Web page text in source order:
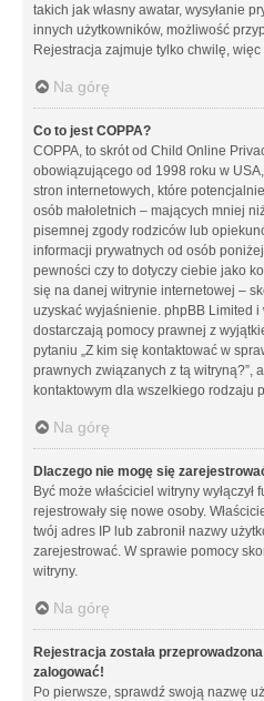
takich jak własny awatar, wysyłanie
innych użytkowników, możliwość
Rejestracja zajmuje tylko chwilę,
Na górę
Co to jest COPPA?
COPPA, to skrót od Child Online
obowiązującego od 1998 roku w
stron internetowych, które
osób małoletnich – mających mniej
pisemnej zgody rodziców lub
informacji prywatnych od osób
pewności czy to dotyczy ciebie jako
się na danej witrynie internetowej –
uzyskać wyjaśnienie. phpBB Limited i
dostarczają pomocy prawnej z
pytaniu „Z kim się kontaktować w
prawnych związanych z tą witryną?”,
kontaktowym dla wszelkiego rodzaju
Na górę
Dlaczego nie mogę się
Być może właściciel witryny
rejestrowały się nowe osoby.
twój adres IP lub zabronił nazwy
zarejestrować. W sprawie pomocy
witryny.
Na górę
Rejestracja została
zalogować!
Po pierwsze, sprawdź swoją nazwę